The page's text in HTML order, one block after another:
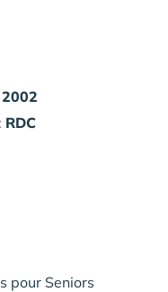
2002
RDC
pour Seniors